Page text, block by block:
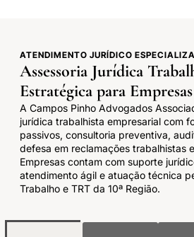
ATENDIMENTO JURÍDICO
Assessoria Jurídica
Estratégica para Empresas
A Campos Pinho Advogados
jurídica trabalhista empresarial com
passivos, consultoria preventiva,
defesa em reclamações trabalhistas
Empresas contam com suporte
atendimento ágil e atuação técnica
Trabalho e TRT da 10ª Região.